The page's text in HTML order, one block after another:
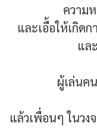
ความ
และเอื้อให้เกิด
แล
ผู้เล่นคนหนึ่ง
แล้วเพื่อนๆ ในว